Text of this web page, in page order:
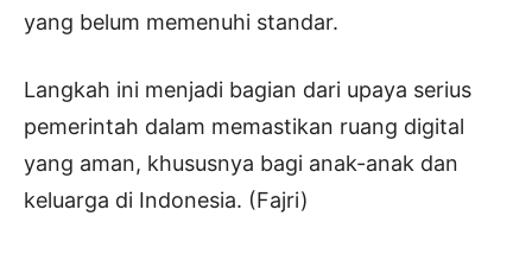
yang belum memenuhi standar.
Langkah ini menjadi bagian dari upaya serius
pemerintah dalam memastikan ruang digital
yang aman, khususnya bagi anak-anak dan
keluarga di Indonesia. (Fajri)